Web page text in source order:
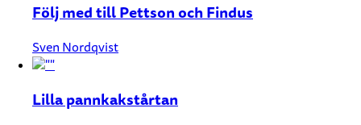
Följ med till Pettson och Findus
Sven Nordqvist
Lilla pannkakstårtan